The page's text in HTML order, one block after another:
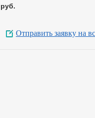
Отправить заявку на